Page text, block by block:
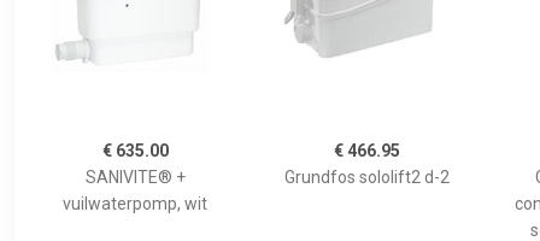
€ 635.00
SANIVITE® +
vuilwaterpomp, wit
€ 466.95
Grundfos sololift2 d-2